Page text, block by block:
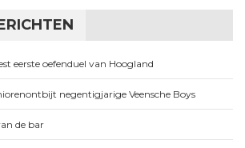
eerste oefenduel van Hoogland
negentigjarige Veensche Boys
de bar